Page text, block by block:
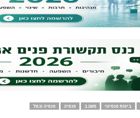
ביטוח פנסיוני משגב פנסיה פנסיה וגמל